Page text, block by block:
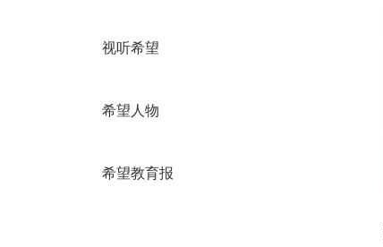
视听希望
希望人物
希望教育报